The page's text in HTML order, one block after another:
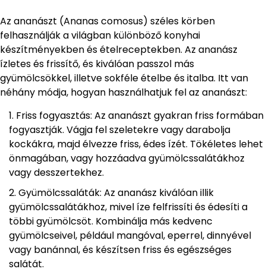
Az ananászt (Ananas comosus) széles körben
felhasználják a világban különböző konyhai
készítményekben és ételreceptekben. Az ananász
ízletes és frissítő, és kiválóan passzol más
gyümölcsökkel, illetve sokféle ételbe és italba. Itt van
néhány módja, hogyan használhatjuk fel az ananászt:
Friss fogyasztás: Az ananászt gyakran friss formában
fogyasztják. Vágja fel szeletekre vagy darabolja
kockákra, majd élvezze friss, édes ízét. Tökéletes lehet
önmagában, vagy hozzáadva gyümölcssalátákhoz
vagy desszertekhez.
Gyümölcssaláták: Az ananász kiválóan illik
gyümölcssalátákhoz, mivel íze felfrissíti és édesíti a
többi gyümölcsöt. Kombinálja más kedvenc
gyümölcseivel, például mangóval, eperrel, dinnyével
vagy banánnal, és készítsen friss és egészséges
salátát.